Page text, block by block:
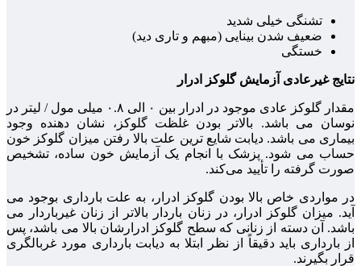
تشنگی خیلی شدید
ضعیف شدن بینایی (مبهم و تاری دید)
خستگی
نتایج غیرعادی آزمایش گلوکز ادرار
مقدار گلوکز عادی موجود در ادرار بین ۰ الی ۰.۸ میلی مول / لیتر در
نوسان می باشد. بالاتر بودن غلظت گلوکز، نشان دهنده وجود
بیماری می باشد. دیابت شایع‌ ترین علت بالا رفتن میزان گلوکز خون
حساب می شود. پزشک با انجام یک آزمایش خون ساده، تشخیص
صورت گرفته را تأیید می‌کند.
در مواردی خاص بالا بودن گلوکز ادرار، به علت بارداری بوجود می‌
آید. میزان گلوکز ادرار، در زنان باردار بالاتر از زنان غیرباردار می
باشد. آن دسته از زنانی که سطح گلوکز ادرارشان بالا می باشد، پس
از بارداری باید دقیقاً از نظر ابتلا به دیابت بارداری مورد غربالگری
قرار بگیرند.